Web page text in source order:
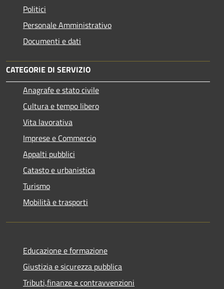
Politici
Personale Amministrativo
Documenti e dati
CATEGORIE DI SERVIZIO
Anagrafe e stato civile
Cultura e tempo libero
Vita lavorativa
Imprese e Commercio
Appalti pubblici
Catasto e urbanistica
Turismo
Mobilità e trasporti
Educazione e formazione
Giustizia e sicurezza pubblica
Tributi,finanze e contravvenzioni